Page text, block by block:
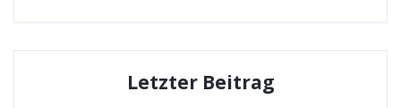
Letzter Beitrag